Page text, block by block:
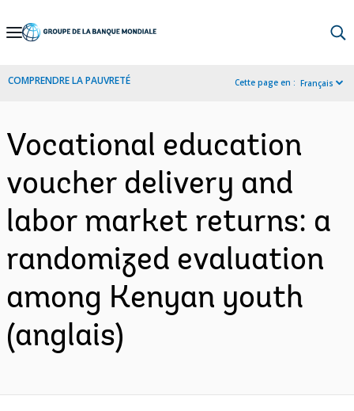
Skip
Navigation
COMPRENDRE LA PAUVRETÉ Cette page en : Français
Vocational education
voucher delivery and
labor market returns: a
randomized evaluation
among Kenyan youth
(anglais)